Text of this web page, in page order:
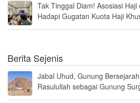
Tak Tinggal Diam! Asosiasi
Hadapi Gugatan Kuota Haji
Berita Sejenis
Jabal Uhud, Gunung
Rasulullah sebagai Gunung